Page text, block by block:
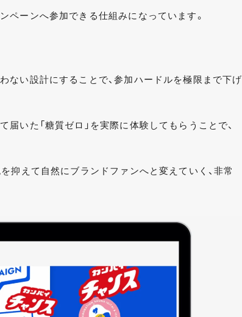
ペーンへ参加できる仕組みになっています。
ない設計にすることで、参加ハードルを極限まで下げ
いた「糖質ゼロ」を実際に体験してもらうことで、
抑えて自然にブランドファンへと変えていく、非常